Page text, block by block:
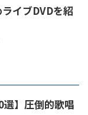
イブDVDを紹
】圧倒的歌唱